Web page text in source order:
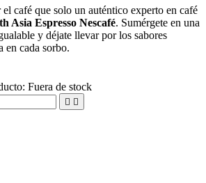
café que solo un auténtico experto en café
Asia Espresso Nescafé. Sumérgete en una
y déjate llevar por los sabores
en cada sorbo.
Fuera de stock
 